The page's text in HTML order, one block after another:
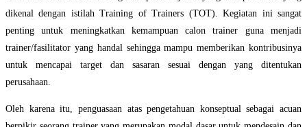
dikenal dengan istilah Training of Trainers (TOT). Kegiatan ini sangat
penting untuk meningkatkan kemampuan calon trainer guna menjadi
trainer/fasilitator yang handal sehingga mampu memberikan kontribusinya
untuk mencapai target dan sasaran sesuai dengan yang ditentukan
perusahaan.
Oleh karena itu, penguasaan atas pengetahuan konseptual sebagai acuan